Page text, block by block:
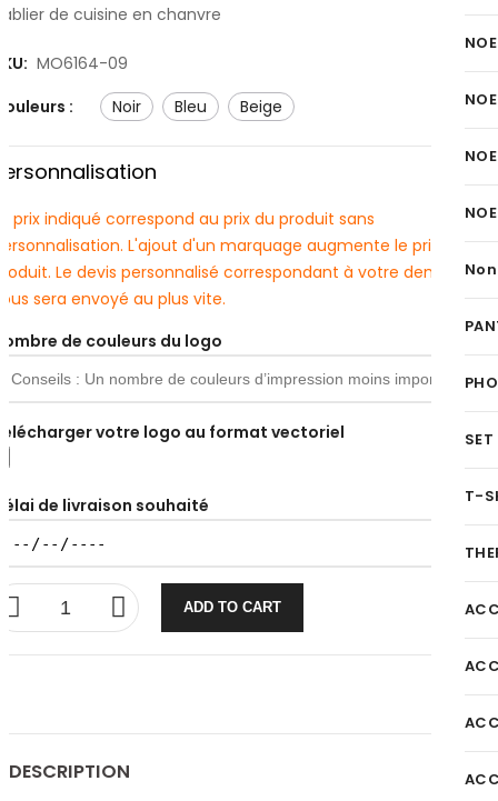
de cuisine en chanvre
MO6164-09
:
noir bleu beige
prix indiqué correspond au prix du produit sans
L'ajout d'un marquage augmente le prix du
Le devis personnalisé correspondant à votre demande
sera envoyé au plus vite.
de couleurs du logo
votre logo au format vectoriel
de livraison souhaité
ADD TO CART
DESCRIPTION
T-